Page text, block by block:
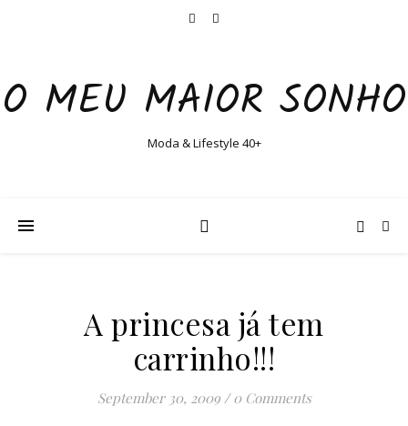
O MEU MAIOR SONHO
Moda & Lifestyle 40+
A princesa já tem
carrinho!!!
September 30, 2009 / 0 Comments